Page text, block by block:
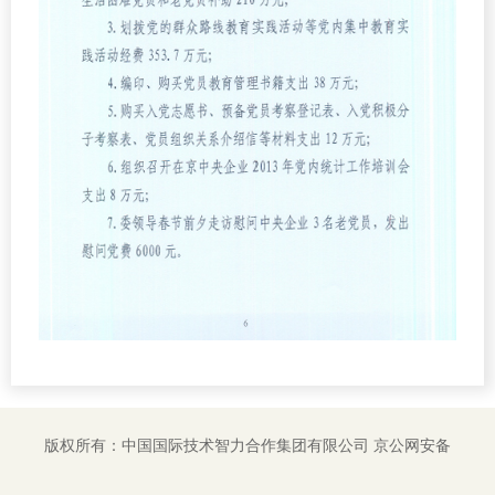
版权所有：中国国际技术智力合作集团有限公司 京公网安备